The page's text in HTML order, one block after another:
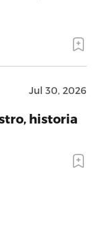
Jul 30, 2026
historia